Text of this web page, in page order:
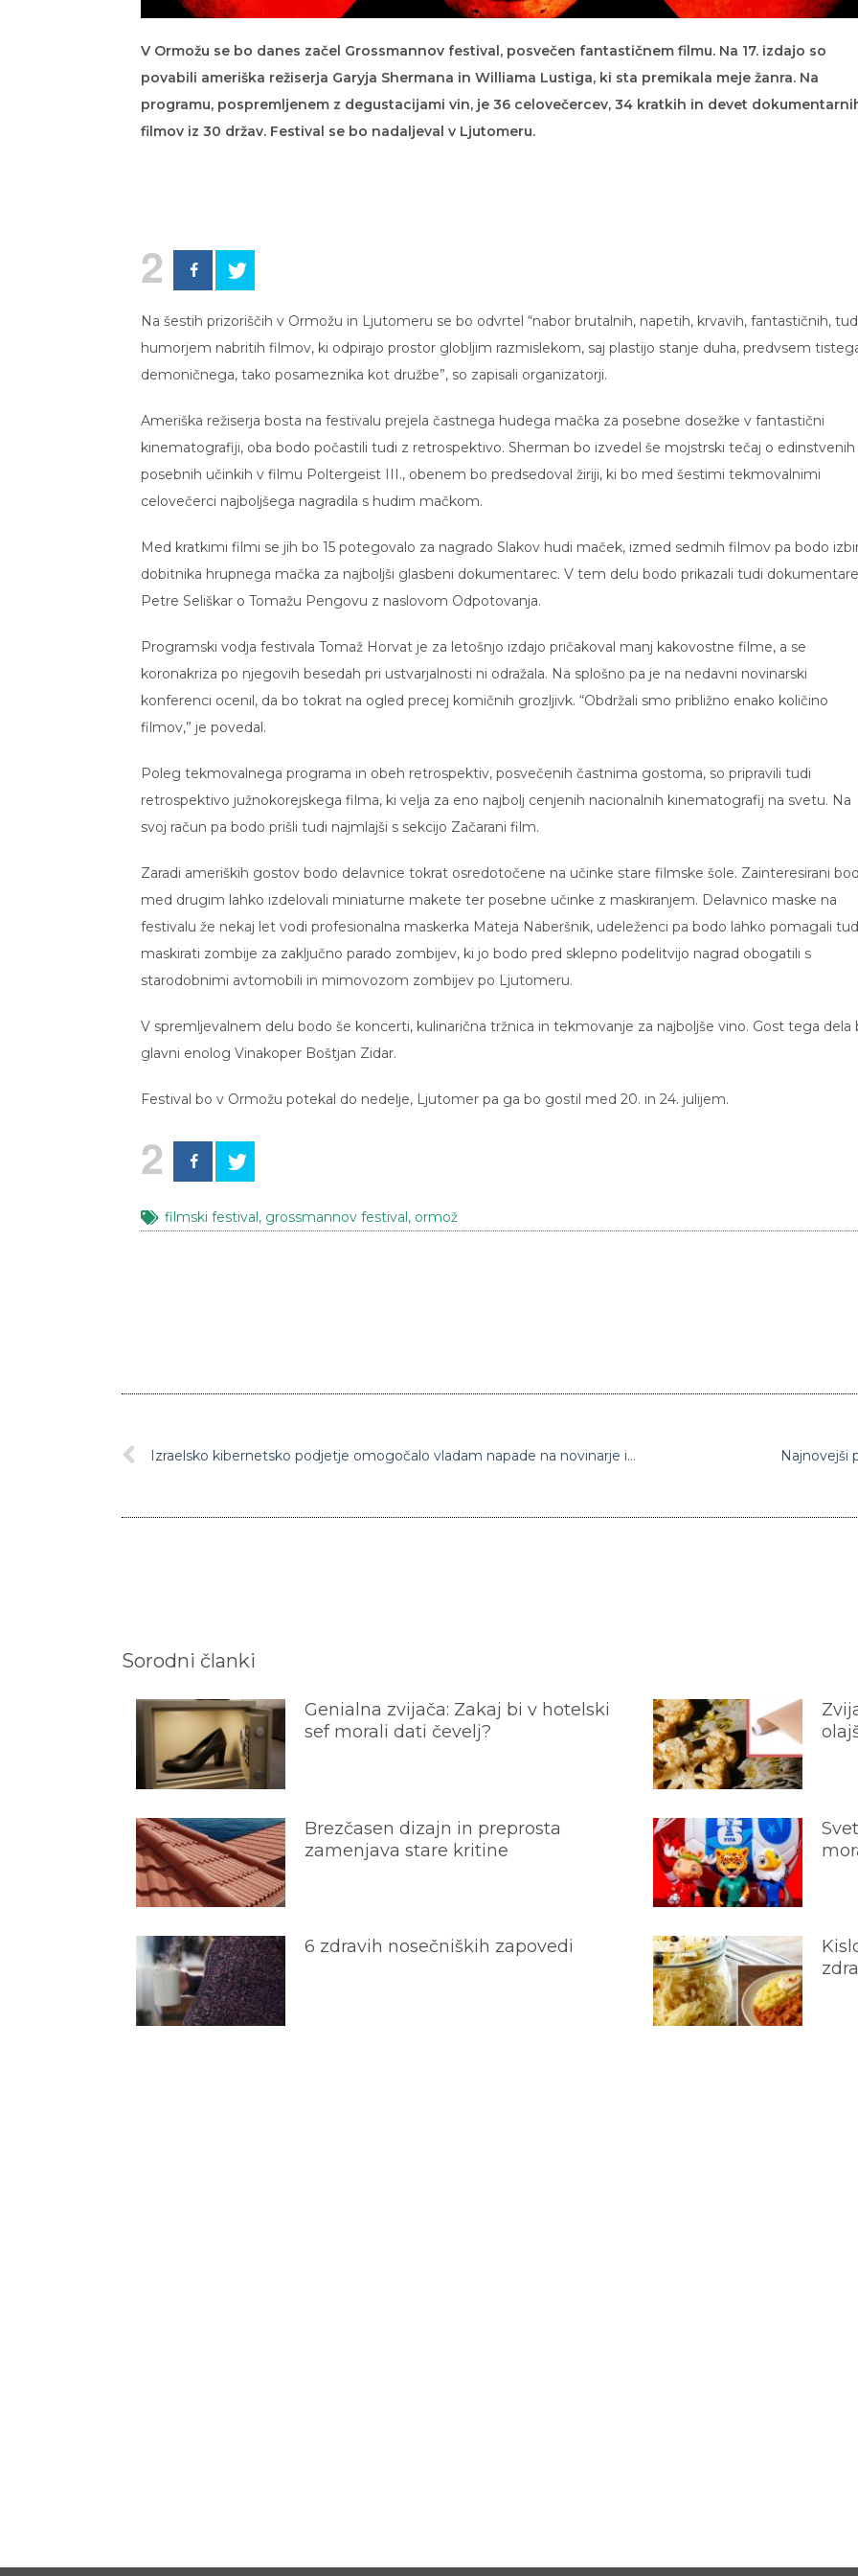
V Ormožu se bo danes začel Grossmannov festival, posvečen fantastičnem filmu. Na 17. izdajo so
povabili ameriška režiserja Garyja Shermana in Williama Lustiga, ki sta premikala meje žanra. Na
programu, pospremljenem z degustacijami vin, je 36 celovečercev, 34 kratkih in devet
filmov iz 30 držav. Festival se bo nadaljeval v Ljutomeru.
2
Na šestih prizoriščih v Ormožu in Ljutomeru se bo odvrtel “nabor brutalnih, napetih, krvavih, fantastičnih,
humorjem nabritih filmov, ki odpirajo prostor globljim razmislekom, saj plastijo stanje duha, predvsem
demoničnega, tako posameznika kot družbe”, so zapisali organizatorji.
Ameriška režiserja bosta na festivalu prejela častnega hudega mačka za posebne dosežke v fantastični
kinematografiji, oba bodo počastili tudi z retrospektivo. Sherman bo izvedel še mojstrski tečaj o edinstvenih
posebnih učinkih v filmu Poltergeist III., obenem bo predsedoval žiriji, ki bo med šestimi tekmovalnimi
celovečerci najboljšega nagradila s hudim mačkom.
Med kratkimi filmi se jih bo 15 potegovalo za nagrado Slakov hudi maček, izmed sedmih filmov pa bodo
dobitnika hrupnega mačka za najboljši glasbeni dokumentarec. V tem delu bodo prikazali tudi
Petre Seliškar o Tomažu Pengovu z naslovom Odpotovanja.
Programski vodja festivala Tomaž Horvat je za letošnjo izdajo pričakoval manj kakovostne filme, a se
koronakriza po njegovih besedah pri ustvarjalnosti ni odražala. Na splošno pa je na nedavni novinarski
konferenci ocenil, da bo tokrat na ogled precej komičnih grozljivk. “Obdržali smo približno enako količino
filmov,” je povedal.
Poleg tekmovalnega programa in obeh retrospektiv, posvečenih častnima gostoma, so pripravili tudi
retrospektivo južnokorejskega filma, ki velja za eno najbolj cenjenih nacionalnih kinematografij na svetu. Na
svoj račun pa bodo prišli tudi najmlajši s sekcijo Začarani film.
Zaradi ameriških gostov bodo delavnice tokrat osredotočene na učinke stare filmske šole. Zainteresirani
med drugim lahko izdelovali miniaturne makete ter posebne učinke z maskiranjem. Delavnico maske na
festivalu že nekaj let vodi profesionalna maskerka Mateja Naberšnik, udeleženci pa bodo lahko pomagali
maskirati zombije za zaključno parado zombijev, ki jo bodo pred sklepno podelitvijo nagrad obogatili s
starodobnimi avtomobili in mimovozom zombijev po Ljutomeru.
V spremljevalnem delu bodo še koncerti, kulinarična tržnica in tekmovanje za najboljše vino. Gost tega dela
glavni enolog Vinakoper Boštjan Zidar.
Festival bo v Ormožu potekal do nedelje, Ljutomer pa ga bo gostil med 20. in 24. julijem.
2
filmski festival, grossmannov festival, ormož
Izraelsko kibernetsko podjetje omogočalo vladam napade na novinarje in aktiviste Najnovejši
Sorodni članki
Genialna zvijača: Zakaj bi v hotelski
sef morali dati čevelj?
Brezčasen dizajn in preprosta
zamenjava stare kritine
6 zdravih nosečniških zapovedi